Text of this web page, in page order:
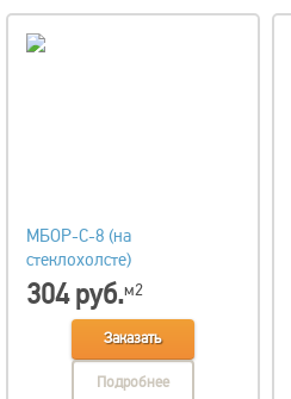
МБОР-С-8 (на
стеклохолсте)
304 руб.м2
Заказать
Подробнее